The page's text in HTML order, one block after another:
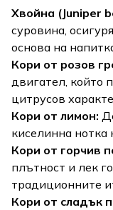
Хвойна (Juniper
суровина,
основа на
Кори от розов
двигател, който
цитрусов
Кори от лимон:
киселинна нотка
Кори от горчив
плътност и лек
традиционните
Кори от сладък